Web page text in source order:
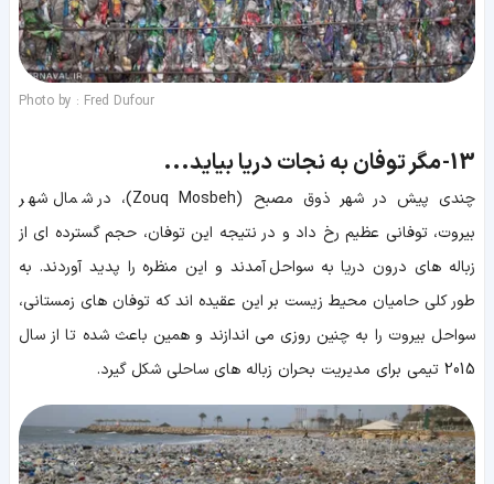
Photo by : Fred Dufour
13- مگر توفان به نجات دریا بیاید...
چندی پیش در شهر ذوق مصبح (Zouq Mosbeh)، در شمال شهر
بیروت، توفانی عظیم رخ داد و در نتیجه این توفان، حجم گسترده ای از
زباله های درون دریا به سواحل آمدند و این منظره را پدید آوردند. به
طور کلی حامیان محیط زیست بر این عقیده اند که توفان های زمستانی،
سواحل بیروت را به چنین روزی می اندازند و همین باعث شده تا از سال
2015 تیمی برای مدیریت بحران زباله های ساحلی شکل گیرد.